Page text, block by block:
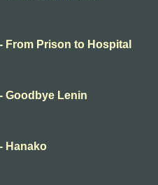
From Prison to Hospital
Goodbye Lenin
Hanako